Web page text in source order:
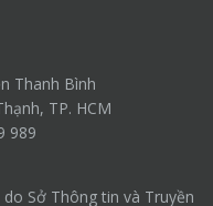
Thanh Bình
TP. HCM
989
Sở Thông tin và Truyền